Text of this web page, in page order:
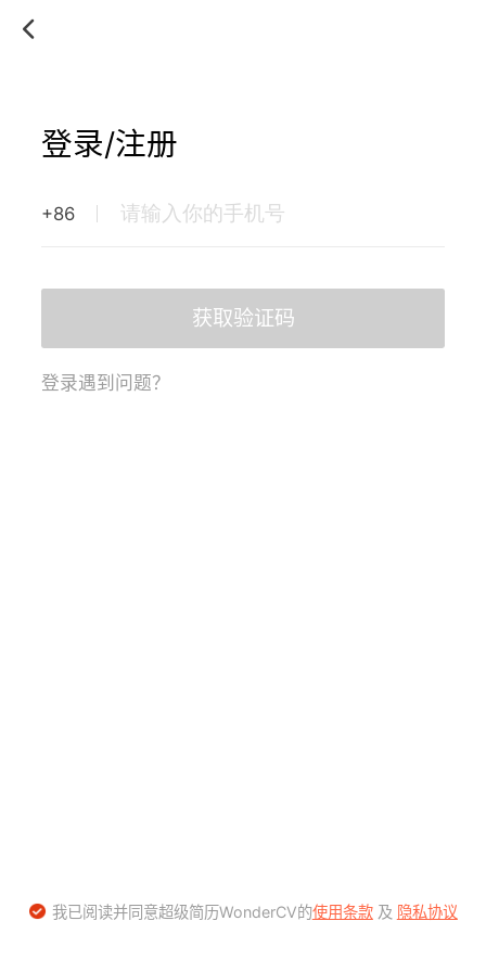
登录/注册
+86
获取验证码
登录遇到问题？
我已阅读并同意超级简历WonderCV的使用条款及 隐私协议